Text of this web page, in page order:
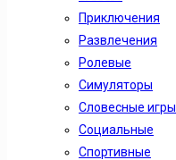
Приключения
Развлечения
Ролевые
Симуляторы
Словесные игры
Социальные
Спортивные